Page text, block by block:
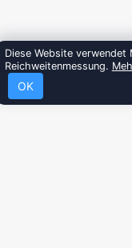
Diese Website
Reichweitenmessung.
OK